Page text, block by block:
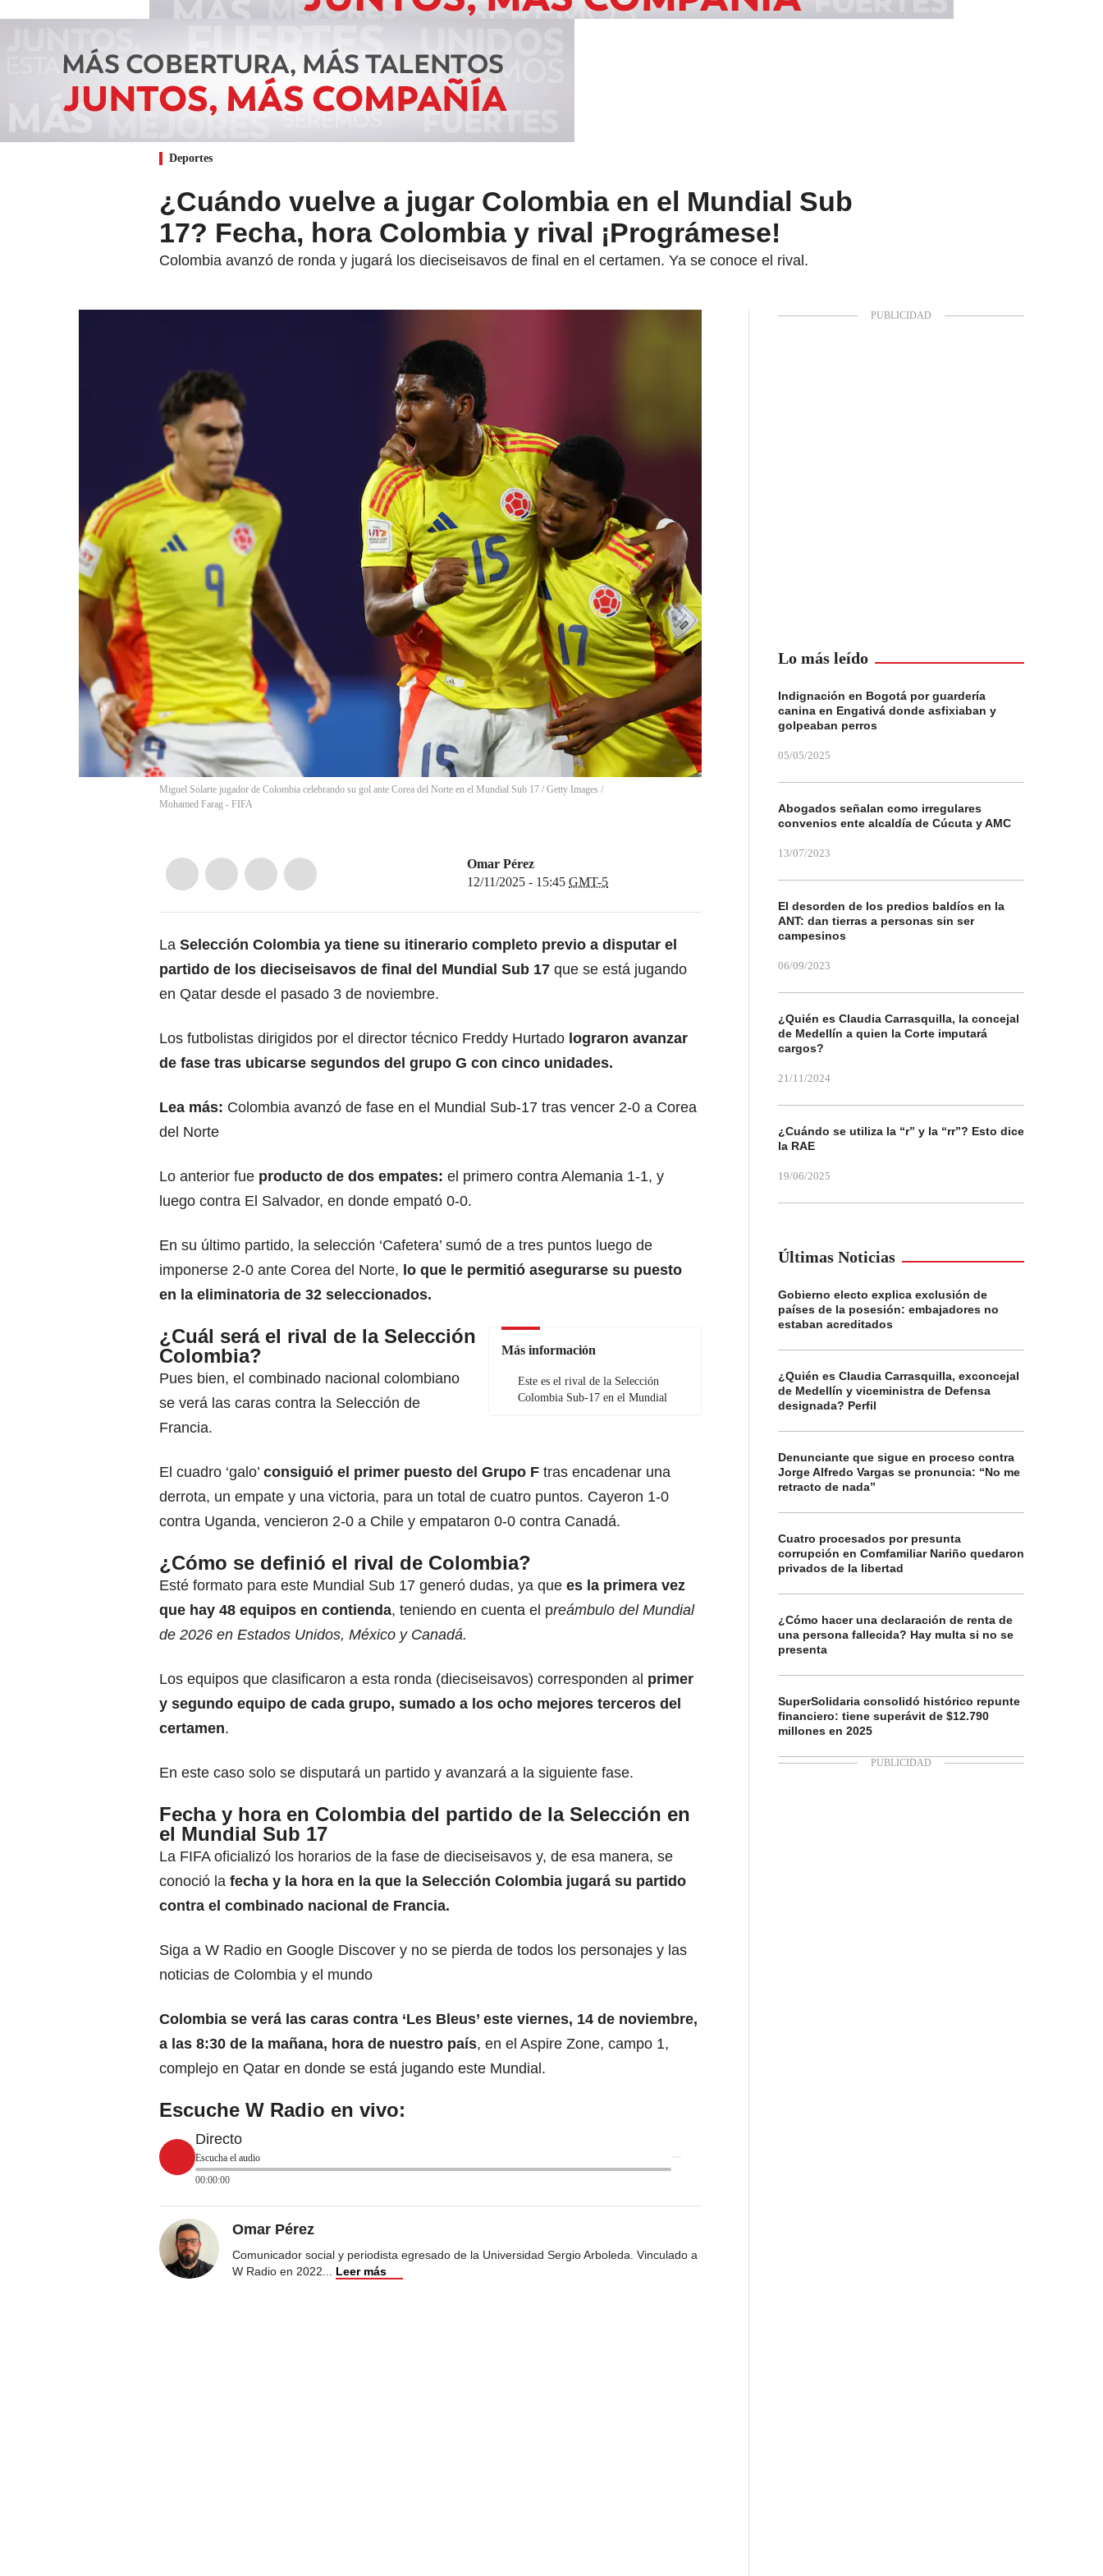
Deportes
¿Cuándo vuelve a jugar Colombia en el Mundial Sub
17? Fecha, hora Colombia y rival ¡Prográmese!
Colombia avanzó de ronda y jugará los dieciseisavos de final en el certamen. Ya se conoce el rival.
Miguel Solarte jugador de Colombia celebrando su gol ante Corea del Norte en el Mundial Sub 17 / Getty Images /
Mohamed Farag - FIFA
Omar Pérez
12/11/2025 - 15:45 GMT-5
La Selección Colombia ya tiene su itinerario completo previo a disputar el
partido de los dieciseisavos de final del Mundial Sub 17 que se está jugando
en Qatar desde el pasado 3 de noviembre.
Los futbolistas dirigidos por el director técnico Freddy Hurtado lograron avanzar
de fase tras ubicarse segundos del grupo G con cinco unidades.
Lea más: Colombia avanzó de fase en el Mundial Sub-17 tras vencer 2-0 a Corea
del Norte
Lo anterior fue producto de dos empates: el primero contra Alemania 1-1, y
luego contra El Salvador, en donde empató 0-0.
En su último partido, la selección ‘Cafetera’ sumó de a tres puntos luego de
imponerse 2-0 ante Corea del Norte, lo que le permitió asegurarse su puesto
en la eliminatoria de 32 seleccionados.
Más información
Este es el rival de la Selección
Colombia Sub-17 en el Mundial
¿Cuál será el rival de la Selección
Colombia?
Pues bien, el combinado nacional colombiano
se verá las caras contra la Selección de
Francia.
El cuadro ‘galo’ consiguió el primer puesto del Grupo F tras encadenar una
derrota, un empate y una victoria, para un total de cuatro puntos. Cayeron 1-0
contra Uganda, vencieron 2-0 a Chile y empataron 0-0 contra Canadá.
¿Cómo se definió el rival de Colombia?
Esté formato para este Mundial Sub 17 generó dudas, ya que es la primera vez
que hay 48 equipos en contienda, teniendo en cuenta el preámbulo del Mundial
de 2026 en Estados Unidos, México y Canadá.
Los equipos que clasificaron a esta ronda (dieciseisavos) corresponden al primer
y segundo equipo de cada grupo, sumado a los ocho mejores terceros del
certamen.
En este caso solo se disputará un partido y avanzará a la siguiente fase.
Fecha y hora en Colombia del partido de la Selección en
el Mundial Sub 17
La FIFA oficializó los horarios de la fase de dieciseisavos y, de esa manera, se
conoció la fecha y la hora en la que la Selección Colombia jugará su partido
contra el combinado nacional de Francia.
Siga a W Radio en Google Discover y no se pierda de todos los personajes y las
noticias de Colombia y el mundo
Colombia se verá las caras contra ‘Les Bleus’ este viernes, 14 de noviembre,
a las 8:30 de la mañana, hora de nuestro país, en el Aspire Zone, campo 1,
complejo en Qatar en donde se está jugando este Mundial.
Escuche W Radio en vivo:
Directo
Escucha el audio
00:00:00
Omar Pérez
Comunicador social y periodista egresado de la Universidad Sergio Arboleda. Vinculado a
W Radio en 2022... Leer más
Lo más leído
Indignación en Bogotá por guardería
canina en Engativá donde asfixiaban y
golpeaban perros
05/05/2025
Abogados señalan como irregulares
convenios ente alcaldía de Cúcuta y AMC
13/07/2023
El desorden de los predios baldíos en la
ANT: dan tierras a personas sin ser
campesinos
06/09/2023
¿Quién es Claudia Carrasquilla, la concejal
de Medellín a quien la Corte imputará
cargos?
21/11/2024
¿Cuándo se utiliza la “r” y la “rr”? Esto dice
la RAE
19/06/2025
Últimas Noticias
Gobierno electo explica exclusión de
países de la posesión: embajadores no
estaban acreditados
¿Quién es Claudia Carrasquilla, exconcejal
de Medellín y viceministra de Defensa
designada? Perfil
Denunciante que sigue en proceso contra
Jorge Alfredo Vargas se pronuncia: “No me
retracto de nada”
Cuatro procesados por presunta
corrupción en Comfamiliar Nariño quedaron
privados de la libertad
¿Cómo hacer una declaración de renta de
una persona fallecida? Hay multa si no se
presenta
SuperSolidaria consolidó histórico repunte
financiero: tiene superávit de $12.790
millones en 2025